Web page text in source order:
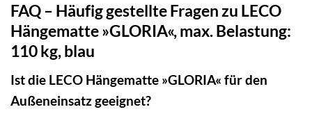
FAQ – Häufig gestellte Fragen zu LECO
Hängematte »GLORIA«, max. Belastung:
110 kg, blau
Ist die LECO Hängematte »GLORIA« für den
Außeneinsatz geeignet?